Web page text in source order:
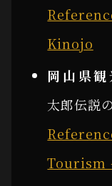
Kinojo
岡山県観
太郎伝説
Tourism